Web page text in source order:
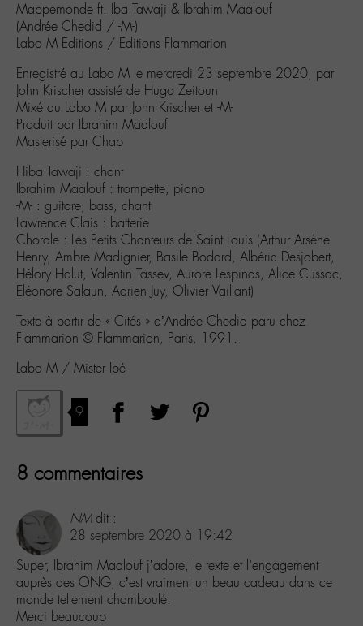
Mappemonde ft. Iba Tawaji & Ibrahim Maalouf
(Andrée Chedid / -M-)
Labo M Editions / Editions Flammarion
Enregistré au Labo M le mercredi 23 septembre 2020, par
John Krischer assisté de Hugo Zeitoun
Mixé au Labo M par John Krischer et -M-
Produit par Ibrahim Maalouf
Masterisé par Chab
Hiba Tawaji : chant
Ibrahim Maalouf : trompette, piano
-M- : guitare, bass, chant
Lawrence Clais : batterie
Chorale : Les Petits Chanteurs de Saint Louis (Arthur Arsène
Henry, Ambre Madignier, Basile Bodard, Albéric Desjobert,
Hélory Halut, Valentin Tassev, Aurore Lespinas, Alice Cussac,
Eléonore Salaun, Adrien Juy, Olivier Vaillant)
Texte à partir de « Cités » d’Andrée Chedid paru chez
Flammarion ©️ Flammarion, Paris, 1991.
Labo M / Mister Ibé
9
8 commentaires
NM dit :
28 septembre 2020 à 19:42
Super, Ibrahim Maalouf j’adore, le texte et l’engagement
auprès des ONG, c’est vraiment un beau cadeau dans ce
monde tellement chamboulé.
Merci beaucoup